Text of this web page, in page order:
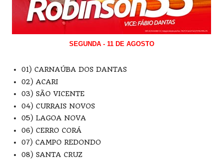
SEGUNDA - 11 DE AGOSTO
01) CARNAÚBA DOS DANTAS
02) ACARI
03) SÃO VICENTE
04) CURRAIS NOVOS
05) LAGOA NOVA
06) CERRO CORÁ
07) CAMPO REDONDO
08) SANTA CRUZ